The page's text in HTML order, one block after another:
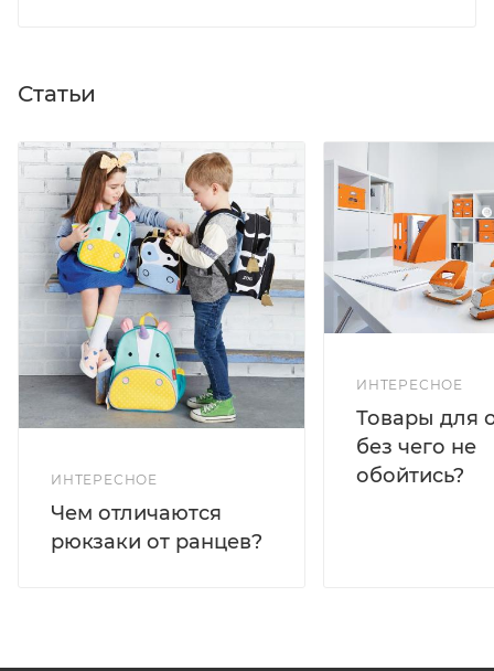
Статьи
ИНТЕРЕСНОЕ
Чем отличаются
рюкзаки от ранцев?
ИНТЕРЕСНОЕ
Товары для
без чего не
обойтись?